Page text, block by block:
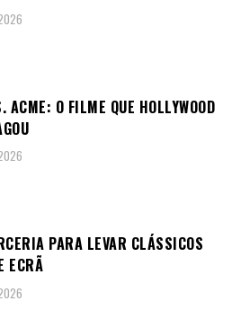
ACME: O FILME QUE HOLLYWOOD
PARA LEVAR CLÁSSICOS
ECRÃ